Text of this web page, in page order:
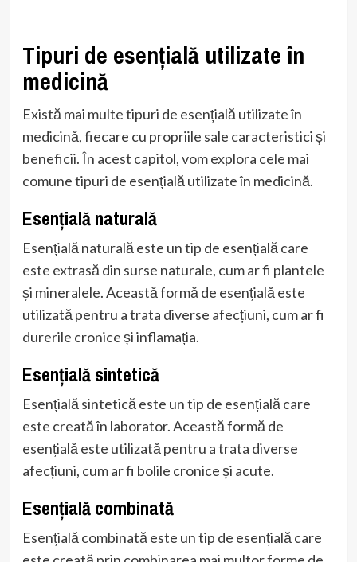
Tipuri de esențială utilizate în
medicină
Există mai multe tipuri de esențială utilizate în
medicină, fiecare cu propriile sale caracteristici și
beneficii. În acest capitol, vom explora cele mai
comune tipuri de esențială utilizate în medicină.
Esențială naturală
Esențială naturală este un tip de esențială care
este extrasă din surse naturale, cum ar fi plantele
și mineralele. Această formă de esențială este
utilizată pentru a trata diverse afecțiuni, cum ar fi
durerile cronice și inflamația.
Esențială sintetică
Esențială sintetică este un tip de esențială care
este creată în laborator. Această formă de
esențială este utilizată pentru a trata diverse
afecțiuni, cum ar fi bolile cronice și acute.
Esențială combinată
Esențială combinată este un tip de esențială care